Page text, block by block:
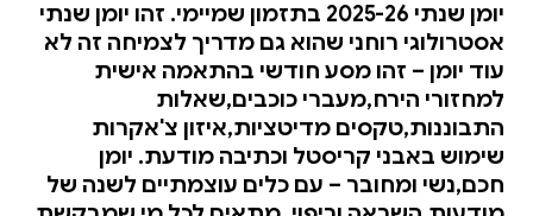
יומן שנתי 2025-26 בתזמון שמיימי. זהו יומן שנתי
אסטרולוגי רוחני שהוא גם מדריך לצמיחה זה לא
עוד יומן – זהו מסע חודשי בהתאמה אישית
למחזורי הירח,מעברי כוכבים,שאלות
התבוננות,טקסים מדיטציות,איזון צ'אקרות
שימוש באבני קריסטל וכתיבה מודעת. יומן
חכם,נשי ומחובר – עם כלים עוצמתיים לשנה של